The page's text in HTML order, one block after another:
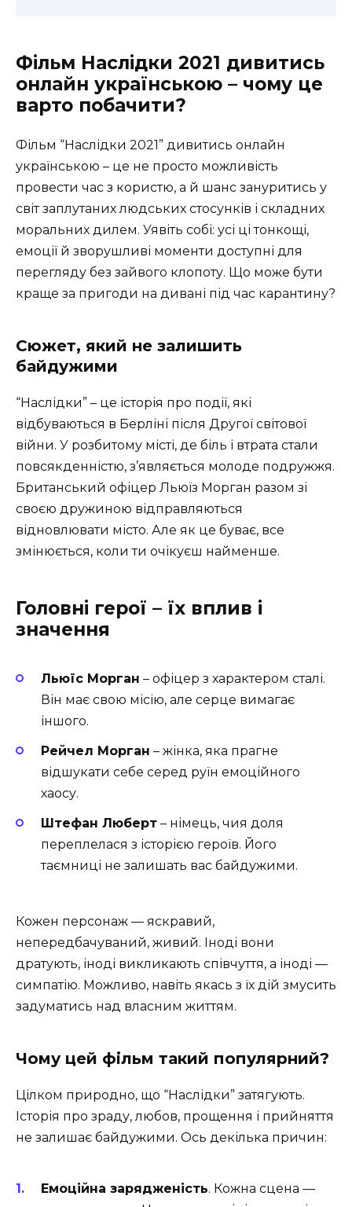
Фільм Наслідки 2021 дивитись
онлайн українською – чому це
варто побачити?
Фільм “Наслідки 2021” дивитись онлайн
українською – це не просто можливість
провести час з користю, а й шанс зануритись у
світ заплутаних людських стосунків і складних
моральних дилем. Уявіть собі: усі ці тонкощі,
емоції й зворушливі моменти доступні для
перегляду без зайвого клопоту. Що може бути
краще за пригоди на дивані під час карантину?
Сюжет, який не залишить
байдужими
“Наслідки” – це історія про події, які
відбуваються в Берліні після Другої світової
війни. У розбитому місті, де біль і втрата стали
повсякденністю, з’являється молоде подружжя.
Британський офіцер Льюїз Морган разом зі
своєю дружиною відправляються
відновлювати місто. Але як це буває, все
змінюється, коли ти очікуєш найменше.
Головні герої – їх вплив і
значення
Льюїс Морган – офіцер з характером сталі.
Він має свою місію, але серце вимагає
іншого.
Рейчел Морган – жінка, яка прагне
відшукати себе серед руїн емоційного
хаосу.
Штефан Люберт – німець, чия доля
переплелася з історією героїв. Його
таємниці не залишать вас байдужими.
Кожен персонаж — яскравий,
непередбачуваний, живий. Іноді вони
дратують, іноді викликають співчуття, а іноді —
симпатію. Можливо, навіть якась з їх дій змусить
задуматись над власним життям.
Чому цей фільм такий популярний?
Цілком природно, що “Наслідки” затягують.
Історія про зраду, любов, прощення і прийняття
не залишає байдужими. Ось декілька причин:
Емоційна зарядженість. Кожна сцена —